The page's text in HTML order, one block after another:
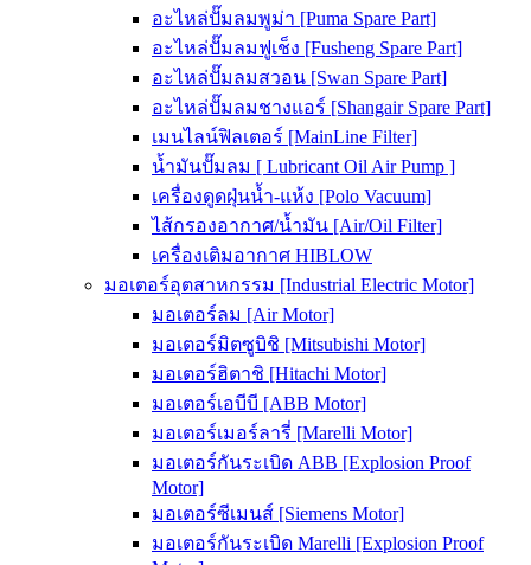
อะไหล่ปั๊มลมพูม่า [Puma Spare Part]
อะไหล่ปั๊มลมฟูเช็ง [Fusheng Spare Part]
อะไหล่ปั๊มลมสวอน [Swan Spare Part]
อะไหล่ปั๊มลมชางแอร์ [Shangair Spare Part]
เมนไลน์ฟิลเตอร์ [MainLine Filter]
น้ำมันปั๊มลม [ Lubricant Oil Air Pump ]
เครื่องดูดฝุ่นน้ำ-แห้ง [Polo Vacuum]
ไส้กรองอากาศ/น้ำมัน [Air/Oil Filter]
เครื่องเติมอากาศ HIBLOW
มอเตอร์อุตสาหกรรม [Industrial Electric Motor]
มอเตอร์ลม [Air Motor]
มอเตอร์มิตซูบิชิ [Mitsubishi Motor]
มอเตอร์ฮิตาชิ [Hitachi Motor]
มอเตอร์เอบีบี [ABB Motor]
มอเตอร์เมอร์ลารี่ [Marelli Motor]
มอเตอร์กันระเบิด ABB [Explosion Proof
Motor]
มอเตอร์ซีเมนส์ [Siemens Motor]
มอเตอร์กันระเบิด Marelli [Explosion Proof